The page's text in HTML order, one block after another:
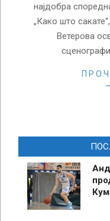
најдобра
„Како што
Ветерова